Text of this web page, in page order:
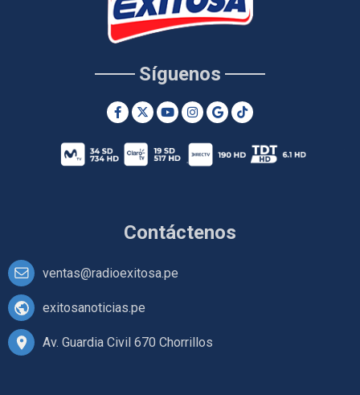
Contáctenos
ventas@radioexitosa.pe
exitosanoticias.pe
Av. Guardia Civil 670 Chorrillos
Síguenos